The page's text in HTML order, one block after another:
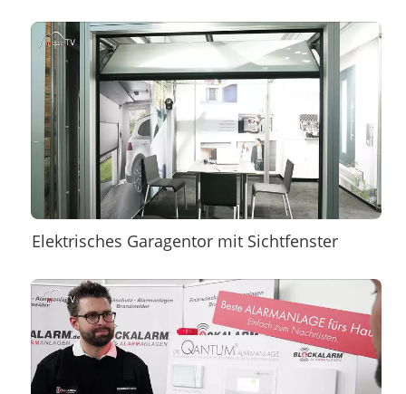
Elektrisches Garagentor mit Sichtfenster